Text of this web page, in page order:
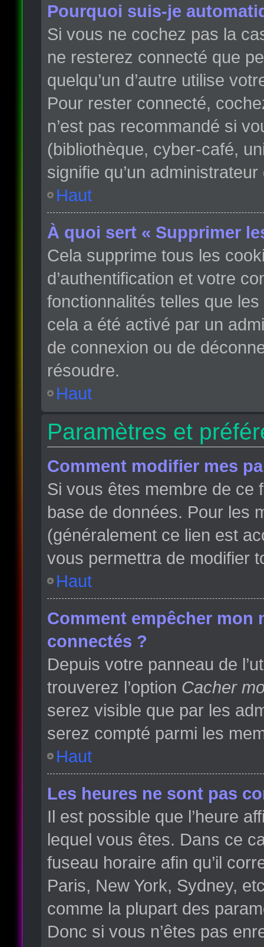
Pourquoi suis-je
Si vous ne cochez pas la
ne resterez connecté que
quelqu’un d’autre utilise
Pour rester connecté,
n’est pas recommandé si
(bibliothèque, cyber-café,
signifie qu’un
Haut
À quoi sert « Supprimer
Cela supprime tous les
d’authentification et votre
fonctionnalités telles que
cela a été activé par un
de connexion ou de
résoudre.
Haut
Paramètres et
Comment modifier mes
Si vous êtes membre de ce
base de données. Pour les
(généralement ce lien est
vous permettra de modifier
Haut
Comment empêcher mon
connectés ?
Depuis votre panneau de
trouverez l’option Cacher
serez visible que par les
serez compté parmi les
Haut
Les heures ne sont pas
Il est possible que l’heure
lequel vous êtes. Dans ce
fuseau horaire afin qu’il
Paris, New York, Sydney,
comme la plupart des
Donc si vous n’êtes pas